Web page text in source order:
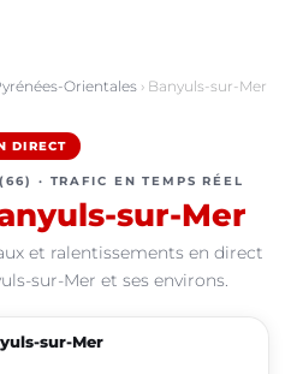
Orientales› Banyuls-sur-Mer
DIRECT
· TRAFIC EN TEMPS RÉEL
sur-Mer
et ralentissements en direct
sur-Mer et ses environs.
sur-Mer